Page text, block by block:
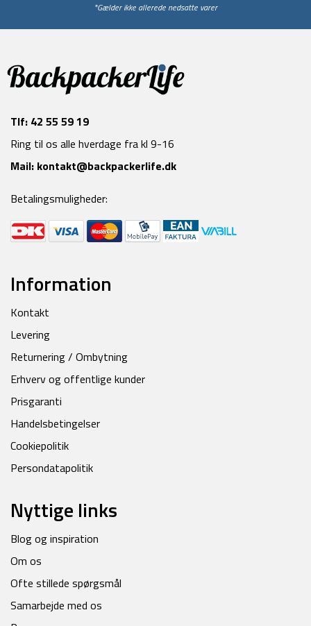
*Gælder ikke allerede nedsatte varer
Tlf: 42 55 59 19
Ring til os alle hverdage fra kl 9-16
Mail: kontakt@backpackerlife.dk
Betalingsmuligheder:
Information
Kontakt
Levering
Returnering / Ombytning
Erhverv og offentlige kunder
Prisgaranti
Handelsbetingelser
Cookiepolitik
Persondatapolitik
Nyttige links
Blog og inspiration
Om os
Ofte stillede spørgsmål
Samarbejde med os